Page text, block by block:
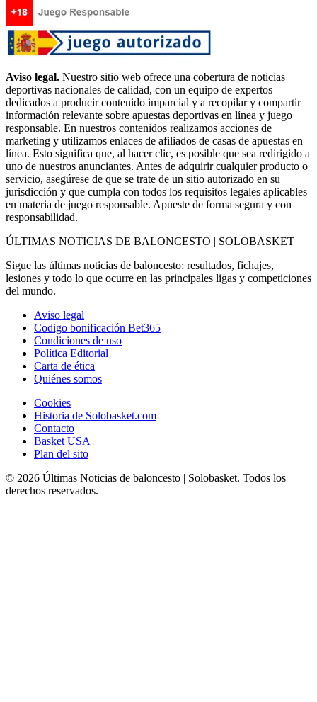
Aviso legal. Nuestro sitio web ofrece una cobertura de noticias
deportivas nacionales de calidad, con un equipo de expertos
dedicados a producir contenido imparcial y a recopilar y compartir
información relevante sobre apuestas deportivas en línea y juego
responsable. En nuestros contenidos realizamos acciones de
marketing y utilizamos enlaces de afiliados de casas de apuestas en
línea. Esto significa que, al hacer clic, es posible que sea redirigido a
uno de nuestros anunciantes. Antes de adquirir cualquier producto o
servicio, asegúrese de que se trate de un sitio autorizado en su
jurisdicción y que cumpla con todos los requisitos legales aplicables
en materia de juego responsable. Apueste de forma segura y con
responsabilidad.
ÚLTIMAS NOTICIAS DE BALONCESTO | SOLOBASKET
Sigue las últimas noticias de baloncesto: resultados, fichajes,
lesiones y todo lo que ocurre en las principales ligas y competiciones
del mundo.
Aviso legal
Codigo bonificación Bet365
Condiciones de uso
Política Editorial
Carta de ética
Quiénes somos
Cookies
Historia de Solobasket.com
Contacto
Basket USA
Plan del sito
© 2026 Últimas Noticias de baloncesto | Solobasket. Todos los
derechos reservados.